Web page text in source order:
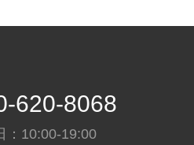
620-8068
：10:00-19:00